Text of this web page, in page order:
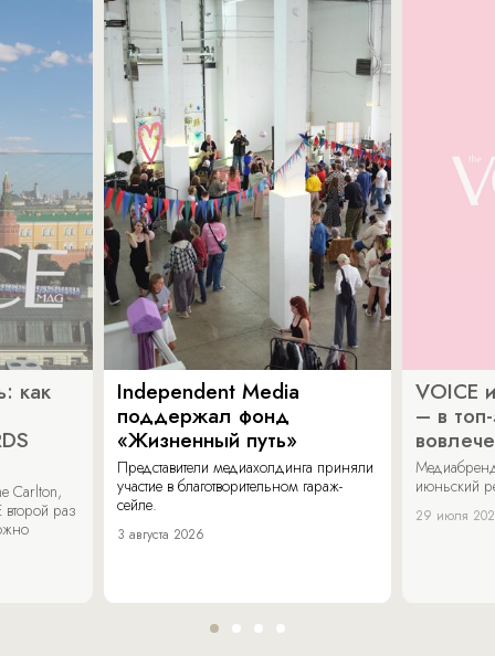
как
Carlton,
раз
Independent Media
поддержал фонд
«Жизненный путь»
Представители медиахолдинга приняли
участие в благотворительном гараж-
сейле.
3 августа 2026
VOICE
– в
июньский
29 июля